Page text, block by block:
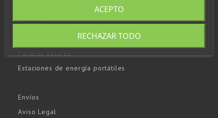
Linternas
Arrancadores y booster
Paneles solares
Estaciones de energía portátiles
Envíos
Aviso Legal
RECHAZAR TODO
ACEPTO